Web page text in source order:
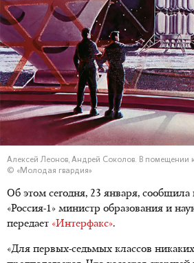
Алексей Леонов, Андрей Соколов. В помещении
© «Молодая гвардия»
Об этом сегодня, 23 января, сообщила
«Россия-1» министр образования и
передает «Интерфакс».
«Для первых-седьмых классов